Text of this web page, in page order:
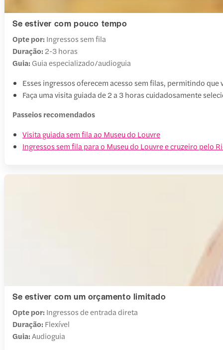
Se estiver com pouco tempo
Opte por: Ingressos sem fila
Duração: 2-3 horas
Guia: Guia especializado/audioguia
Esses ingressos oferecem acesso sem filas, permitindo que
Faça uma visita guiada de 2 a 3 horas cuidadosamente
Passeios recomendados
Visita guiada sem fila ao Museu do Louvre
Ingressos sem fila para o Museu do Louvre e cruzeiro pelo
Se estiver com um orçamento limitado
Opte por: Ingressos de entrada direta
Duração: Flexível
Guia:Audioguia